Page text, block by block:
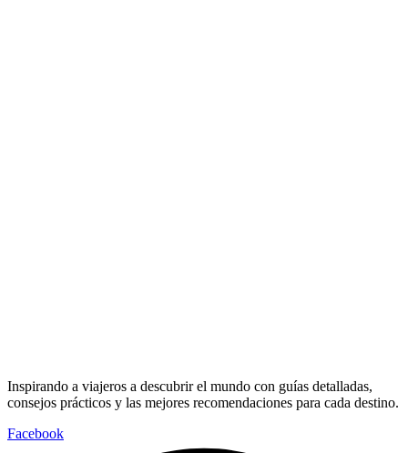
Inspirando a viajeros a descubrir el mundo con guías detalladas,
consejos prácticos y las mejores recomendaciones para cada destino.
Facebook